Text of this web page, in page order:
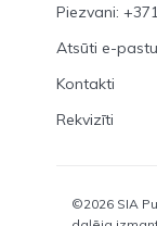
Piezvani:
Atsūti e-
Kontakti
Rekvizīti
©2026 SIA